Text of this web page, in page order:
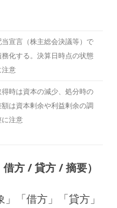
当宣言（株主総会決議等）で
務化する。決算日時点の状態
注意
得時は資本の減少、処分時の
額は資本剰余や利益剰余の調
に注意
方 / 貸方 / 摘要）
「借方」「貸方」